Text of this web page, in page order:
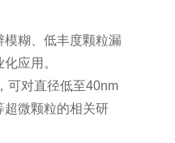
糊、低丰度颗粒漏
应用。
可对直径低至40nm
超微颗粒的相关研